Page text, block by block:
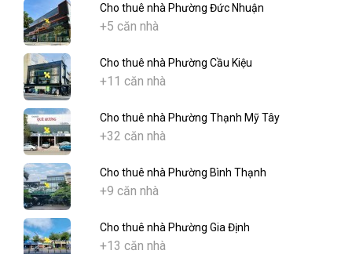
Cho thuê nhà Phường Đức Nhuận
+5 căn nhà
Cho thuê nhà Phường Cầu Kiệu
+11 căn nhà
Cho thuê nhà Phường Thạnh Mỹ Tây
+32 căn nhà
Cho thuê nhà Phường Bình Thạnh
+9 căn nhà
Cho thuê nhà Phường Gia Định
+13 căn nhà